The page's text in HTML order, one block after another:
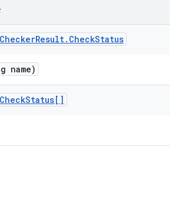
CheckerResult. CheckStatus
name)
CheckStatus[]